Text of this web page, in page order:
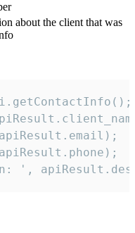
about the client that was
',